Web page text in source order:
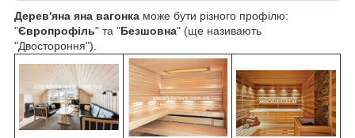
Дерев'яна яна вагонка може бути різного профілю:
"Європрофіль" та "Безшовна" (ще називають
"Двостороння").